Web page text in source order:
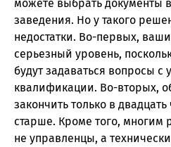
можете выбрать документы
заведения. Но у такого
недостатки. Во-первых,
серьезный уровень,
будут задаваться вопросы с
квалификации. Во-вторых,
закончить только в
старше. Кроме того, многим
не управленцы, а